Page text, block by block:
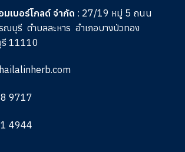
เบอร์โกลด์ จำกัด : 27/19 หมู่ 5 ถนน
ณบุรี ตำบลละหาร อำเภอบางบัวทอง
11110
9717
4944